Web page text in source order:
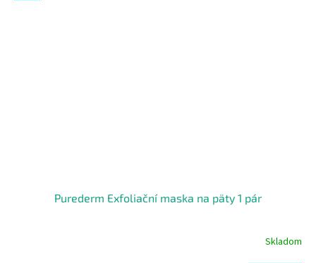
Purederm Exfoliační maska na päty 1 pár
Skladom